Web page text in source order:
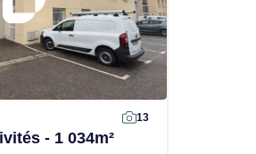
13
- 1 034m²